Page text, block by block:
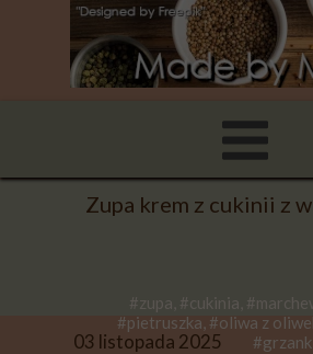
#zupa, #cukinia,
#pietruszka, #oliwa z
03 listopada 2025
Zupa krem z cukinii z